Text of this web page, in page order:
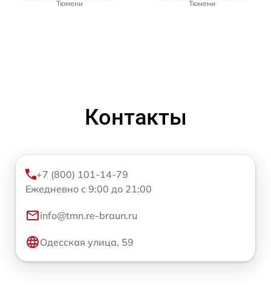
Тюмени
Тюмени
Контакты
+7 (800) 101-14-79
Ежедневно с 9:00 до 21:00
info@tmn.re-braun.ru
Одесская улица, 59